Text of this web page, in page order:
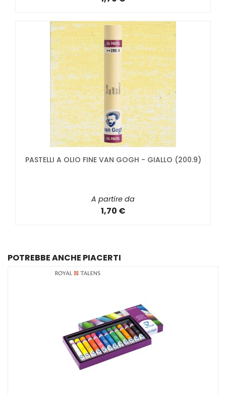
PASTELLI A OLIO FINE VAN GOGH - GIALLO (200.9)
A partire da
1,70 €
POTREBBE ANCHE PIACERTI